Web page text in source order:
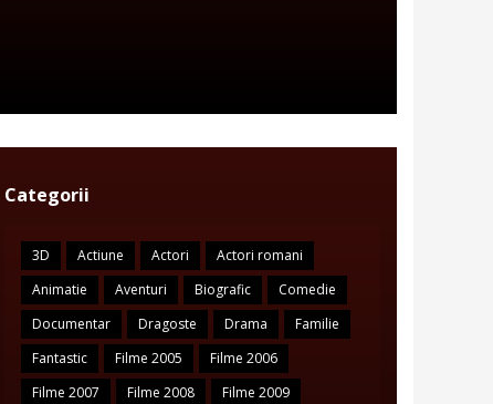
Categorii
3D Actiune Actori
Actori romani
Animatie
Aventuri Biografic
Comedie
Documentar
Dragoste Drama
Familie
Fantastic
Filme 2005
Filme 2006
Filme 2007
Filme 2008
Filme 2009